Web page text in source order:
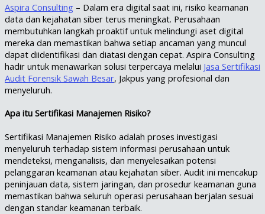
Aspira Consulting – Dalam era digital saat ini, risiko keamanan
data dan kejahatan siber terus meningkat. Perusahaan
membutuhkan langkah proaktif untuk melindungi aset digital
mereka dan memastikan bahwa setiap ancaman yang muncul
dapat diidentifikasi dan diatasi dengan cepat. Aspira Consulting
hadir untuk menawarkan solusi terpercaya melalui Jasa Sertifikasi
Audit Forensik Sawah Besar, Jakpus yang profesional dan
menyeluruh.
Apa itu Sertifikasi Manajemen Risiko?
Sertifikasi Manajemen Risiko adalah proses investigasi
menyeluruh terhadap sistem informasi perusahaan untuk
mendeteksi, menganalisis, dan menyelesaikan potensi
pelanggaran keamanan atau kejahatan siber. Audit ini mencakup
peninjauan data, sistem jaringan, dan prosedur keamanan guna
memastikan bahwa seluruh operasi perusahaan berjalan sesuai
dengan standar keamanan terbaik.